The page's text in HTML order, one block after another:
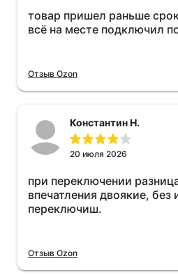
товар пришел раньше
всё на месте подключил
Отзыв Ozon
Константин Н.
20 июля 2026
при переключении
впечатления двоякие, без
переключиш.
Отзыв Ozon